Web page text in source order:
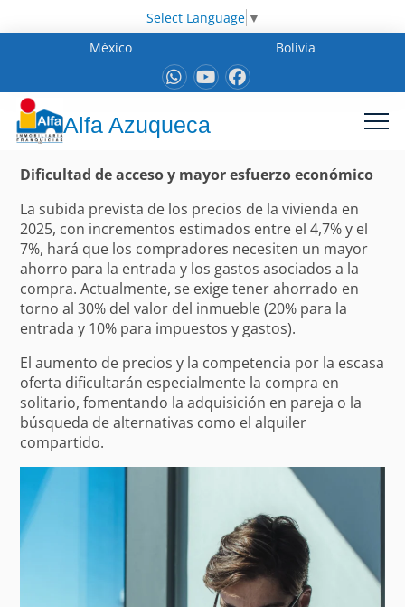
Select Language ▼
México
Bolivia
Alfa Azuqueca
Dificultad de acceso y mayor esfuerzo económico
La subida prevista de los precios de la vivienda en
2025, con incrementos estimados entre el 4,7% y el
7%, hará que los compradores necesiten un mayor
ahorro para la entrada y los gastos asociados a la
compra. Actualmente, se exige tener ahorrado en
torno al 30% del valor del inmueble (20% para la
entrada y 10% para impuestos y gastos).
El aumento de precios y la competencia por la escasa
oferta dificultarán especialmente la compra en
solitario, fomentando la adquisición en pareja o la
búsqueda de alternativas como el alquiler
compartido.